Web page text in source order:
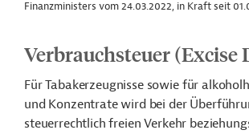
Finanzministers vom 24.03.2022, in Kraft seit
Verbrauchsteuer (Excise
Für Tabakerzeugnisse sowie für
und Konzentrate wird bei der
steuerrechtlich freien Verkehr